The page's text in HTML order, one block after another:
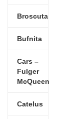
Broscuta
Bufnita
Cars –
Fulger
McQueen
Catelus